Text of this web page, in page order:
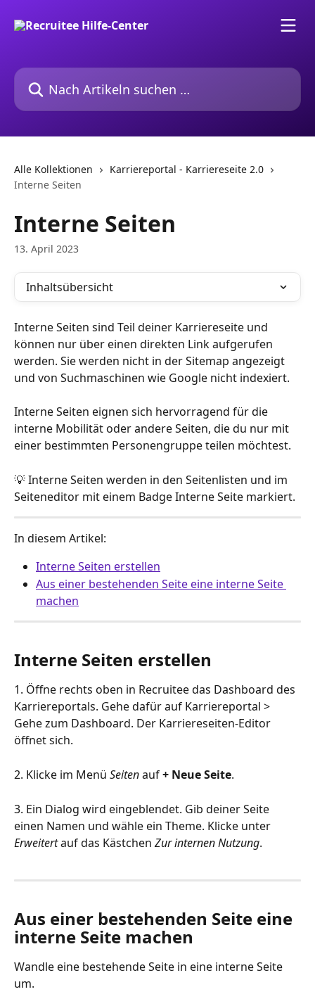
Nach Artikeln suchen …
Alle Kollektionen
Karriereportal - Karriereseite 2.0
Interne Seiten
Interne Seiten
13. April 2023
Inhaltsübersicht
Interne Seiten sind Teil deiner Karriereseite und
können nur über einen direkten Link aufgerufen
werden. Sie werden nicht in der Sitemap angezeigt
und von Suchmaschinen wie Google nicht indexiert.
Interne Seiten eignen sich hervorragend für die
interne Mobilität oder andere Seiten, die du nur mit
einer bestimmten Personengruppe teilen möchtest.
💡 Interne Seiten werden in den Seitenlisten und im
Seiteneditor mit einem Badge Interne Seite markiert.
In diesem Artikel:
Interne Seiten erstellen
Aus einer bestehenden Seite eine interne Seite
machen
Interne Seiten erstellen
1. Öffne rechts oben in Recruitee das Dashboard des
Karriereportals. Gehe dafür auf Karriereportal >
Gehe zum Dashboard. Der Karriereseiten-Editor
öffnet sich.
2. Klicke im Menü Seiten auf + Neue Seite.
3. Ein Dialog wird eingeblendet. Gib deiner Seite
einen Namen und wähle ein Theme. Klicke unter
Erweitert auf das Kästchen Zur internen Nutzung.
Aus einer bestehenden Seite eine
interne Seite machen
Wandle eine bestehende Seite in eine interne Seite
um.